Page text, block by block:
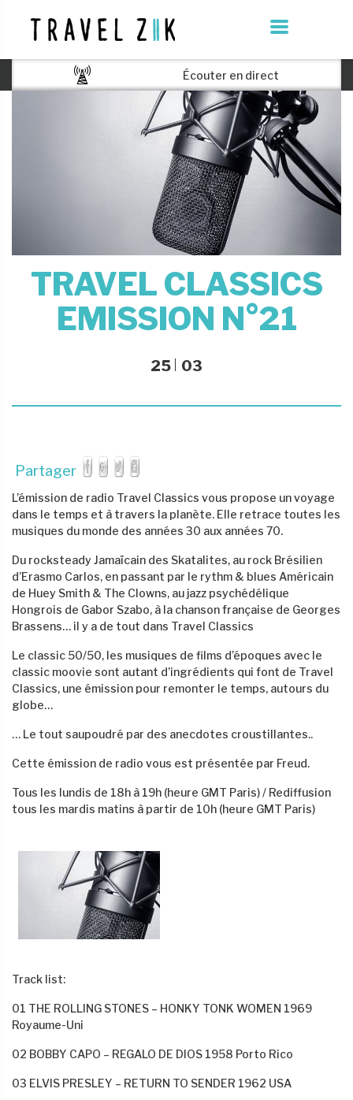
Écouter en direct
TRAVEL CLASSICS
EMISSION N°21
25 03
Partager
L’émission de radio Travel Classics vous propose un voyage
dans le temps et à travers la planète. Elle retrace toutes les
musiques du monde des années 30 aux années 70.
Du rocksteady Jamaïcain des Skatalites, au rock Brésilien
d’Erasmo Carlos, en passant par le rythm & blues Américain
de Huey Smith & The Clowns, au jazz psychédélique
Hongrois de Gabor Szabo, à la chanson française de Georges
Brassens… il y a de tout dans Travel Classics
Le classic 50/50, les musiques de films d’époques avec le
classic moovie sont autant d’ingrédients qui font de Travel
Classics, une émission pour remonter le temps, autours du
globe…
… Le tout saupoudré par des anecdotes croustillantes..
Cette émission de radio vous est présentée par Freud.
Tous les lundis de 18h à 19h (heure GMT Paris) / Rediffusion
tous les mardis matins à partir de 10h (heure GMT Paris)
Track list:
01 THE ROLLING STONES – HONKY TONK WOMEN 1969
Royaume-Uni
02 BOBBY CAPO – REGALO DE DIOS 1958 Porto Rico
03 ELVIS PRESLEY – RETURN TO SENDER 1962 USA